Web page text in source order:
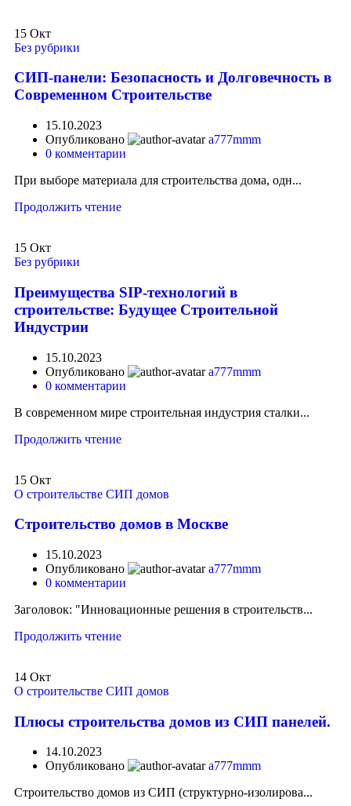
15 Окт
Без рубрики
СИП-панели: Безопасность и Долговечность в
Современном Строительстве
15.10.2023
Опубликовано
a777mmm
0 комментарии
При выборе материала для строительства дома, одн...
Продолжить чтение
15 Окт
Без рубрики
Преимущества SIP-технологий в
строительстве: Будущее Строительной
Индустрии
15.10.2023
Опубликовано
a777mmm
0 комментарии
В современном мире строительная индустрия сталки...
Продолжить чтение
15 Окт
О строительстве СИП домов
Строительство домов в Москве
15.10.2023
Опубликовано
a777mmm
0 комментарии
Заголовок: "Инновационные решения в строительств...
Продолжить чтение
14 Окт
О строительстве СИП домов
Плюсы строительства домов из СИП панелей.
14.10.2023
Опубликовано
a777mmm
Строительство домов из СИП (структурно-изолирова...